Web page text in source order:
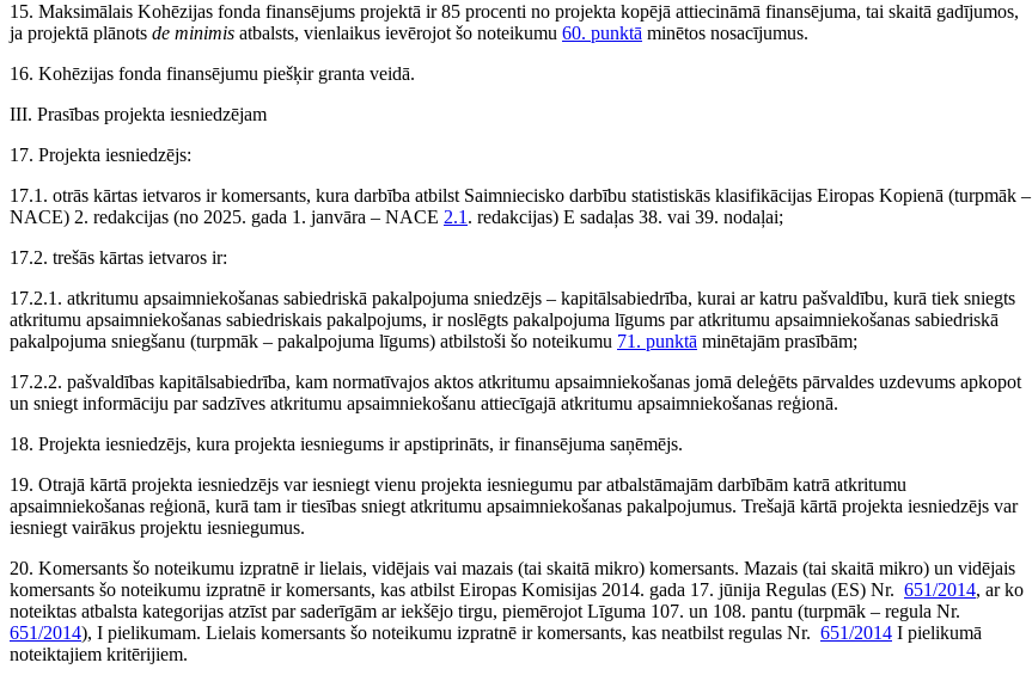
15. Maksimālais Kohēzijas fonda finansējums projektā ir 85 procenti no projekta kopējā attiecināmā finansējuma, tai skaitā gadījumos,
ja projektā plānots de minimis atbalsts, vienlaikus ievērojot šo noteikumu 60. punktā minētos nosacījumus.
16. Kohēzijas fonda finansējumu piešķir granta veidā.
III. Prasības projekta iesniedzējam
17. Projekta iesniedzējs:
17.1. otrās kārtas ietvaros ir komersants, kura darbība atbilst Saimniecisko darbību statistiskās klasifikācijas Eiropas Kopienā (turpmāk –
NACE) 2. redakcijas (no 2025. gada 1. janvāra – NACE 2.1 . redakcijas) E sadaļas 38. vai 39. nodaļai;
17.2. trešās kārtas ietvaros ir:
17.2.1. atkritumu apsaimniekošanas sabiedriskā pakalpojuma sniedzējs – kapitālsabiedrība, kurai ar katru pašvaldību, kurā tiek sniegts
atkritumu apsaimniekošanas sabiedriskais pakalpojums, ir noslēgts pakalpojuma līgums par atkritumu apsaimniekošanas sabiedriskā
pakalpojuma sniegšanu (turpmāk – pakalpojuma līgums) atbilstoši šo noteikumu 71. punktā minētajām prasībām;
17.2.2. pašvaldības kapitālsabiedrība, kam normatīvajos aktos atkritumu apsaimniekošanas jomā deleģēts pārvaldes uzdevums apkopot
un sniegt informāciju par sadzīves atkritumu apsaimniekošanu attiecīgajā atkritumu apsaimniekošanas reģionā.
18. Projekta iesniedzējs, kura projekta iesniegums ir apstiprināts, ir finansējuma saņēmējs.
19. Otrajā kārtā projekta iesniedzējs var iesniegt vienu projekta iesniegumu par atbalstāmajām darbībām katrā atkritumu
apsaimniekošanas reģionā, kurā tam ir tiesības sniegt atkritumu apsaimniekošanas pakalpojumus. Trešajā kārtā projekta iesniedzējs var
iesniegt vairākus projektu iesniegumus.
20. Komersants šo noteikumu izpratnē ir lielais, vidējais vai mazais (tai skaitā mikro) komersants. Mazais (tai skaitā mikro) un vidējais
komersants šo noteikumu izpratnē ir komersants, kas atbilst Eiropas Komisijas 2014. gada 17. jūnija Regulas (ES) Nr. 651/2014, ar ko
noteiktas atbalsta kategorijas atzīst par saderīgām ar iekšējo tirgu, piemērojot Līguma 107. un 108. pantu (turpmāk – regula Nr.
651/2014), I pielikumam. Lielais komersants šo noteikumu izpratnē ir komersants, kas neatbilst regulas Nr. 651/2014 I pielikumā
noteiktajiem kritērijiem.